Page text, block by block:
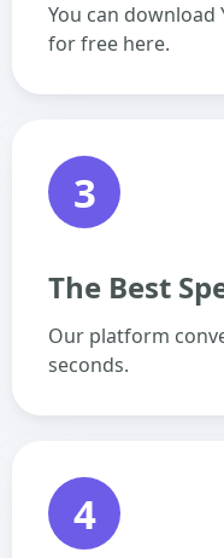
You can download
for free here.
3
The Best
Our platform
seconds.
4